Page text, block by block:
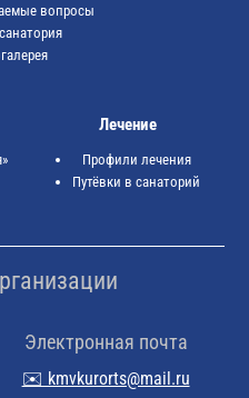
вопросы
Лечение
Профили лечения
Путёвки в санаторий
Электронная почта
✉️ kmvkurorts@mail.ru